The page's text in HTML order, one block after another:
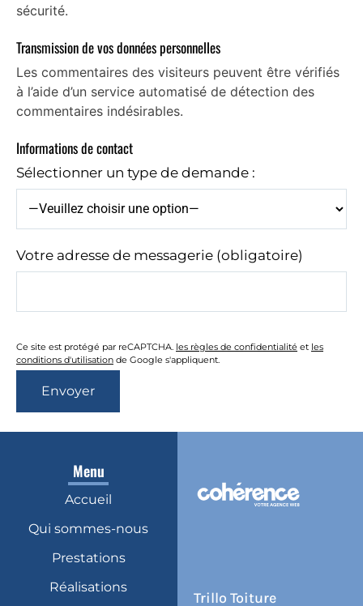
sécurité.
Transmission de vos données personnelles
Les commentaires des visiteurs peuvent être vérifiés
à l’aide d’un service automatisé de détection des
commentaires indésirables.
Informations de contact
Sélectionner un type de demande :
Votre adresse de messagerie (obligatoire)
Ce site est protégé par reCAPTCHA. les règles de confidentialité et les
conditions d'utilisation de Google s'appliquent.
Menu
Accueil
Qui sommes-nous
Prestations
Réalisations
Trillo Toiture